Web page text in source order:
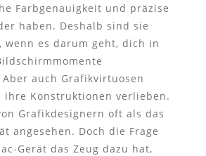
Farbgenauigkeit und präzise
haben. Deshalb sind sie
es darum geht, dich in
auch Grafikvirtuosen
ihre Konstruktionen verlieben.
Grafikdesignern oft als das
angesehen. Doch die Frage
Gerät das Zeug dazu hat,